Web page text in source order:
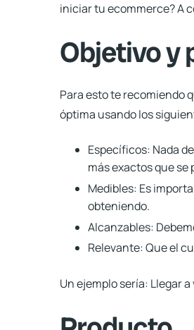
iniciar tu ecommerce?A
Objetivo y
Para esto te recomiendo
óptima usando los
Específicos: Nada
más exactos que se
Medibles: Es
obteniendo.
Alcanzables:
Relevante:Que el
Un ejemplo sería: Llegar